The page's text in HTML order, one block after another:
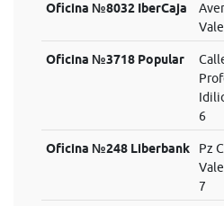
Oficina №8032 IberCaja
Oficina №3718 Popular
6
Oficina №248 Liberbank
Pz
7